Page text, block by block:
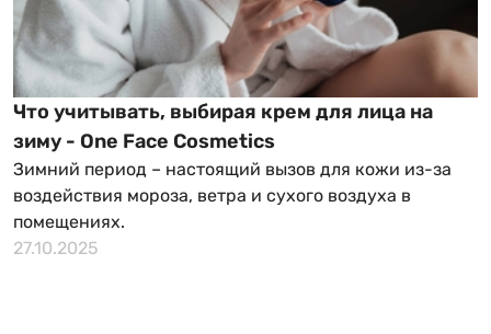
Что учитывать, выбирая крем для лица на
зиму - One Face Cosmetics
Зимний период – настоящий вызов для кожи из-за
воздействия мороза, ветра и сухого воздуха в
помещениях.
27.10.2025